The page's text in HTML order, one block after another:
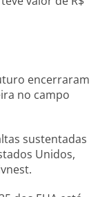
encerraram
no campo
sustentadas
Unidos,